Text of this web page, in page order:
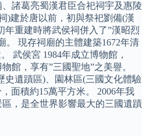
諸葛亮蜀漢君臣合祀祠宇及惠陵
)建於唐以前，初與祭祀劉備(漢
年重建時將武侯祠併入了”漢昭烈
。 現存祠廟的主體建築1672年清
武侯宮 1984年成立博物館，
館，享有”三國聖地”之美譽。
史遺蹟區)、園林區(三國文化體驗
面積約15萬平方米。 2006年我
，是全世界影響最大的三國遺蹟